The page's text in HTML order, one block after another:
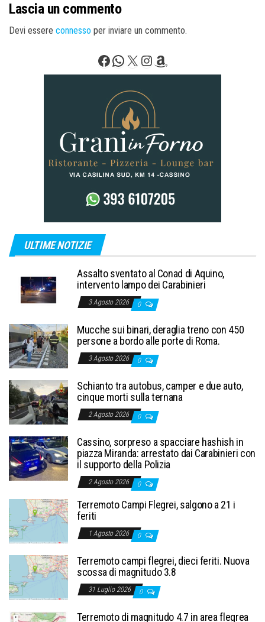
Lascia un commento
Devi essere connesso per inviare un commento.
Facebook
WhatsApp
X Instagram
Amazon
ULTIME NOTIZIE
Assalto sventato al Conad di Aquino,
intervento lampo dei Carabinieri
3 Agosto 2026 0
Mucche sui binari, deraglia treno con 450
persone a bordo alle porte di Roma.
3 Agosto 2026 0
Schianto tra autobus, camper e due auto,
cinque morti sulla ternana
2 Agosto 2026 0
Cassino, sorpreso a spacciare hashish in
piazza Miranda: arrestato dai Carabinieri con
il supporto della Polizia
2 Agosto 2026 0
Terremoto Campi Flegrei, salgono a 21 i
feriti
1 Agosto 2026 0
Terremoto campi flegrei, dieci feriti. Nuova
scossa di magnitudo 3.8
31 Luglio 2026 0
Terremoto di magnitudo 4.7 in area flegrea